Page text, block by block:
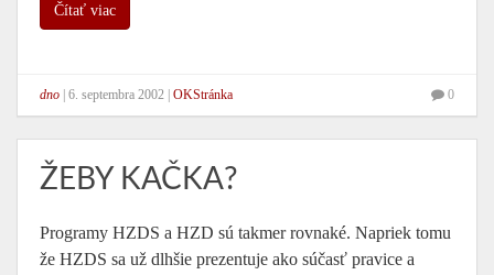
Čítať viac
dno 6. septembra 2002 OKStránka 0
ŽEBY KAČKA?
Programy HZDS a HZD sú takmer rovnaké. Napriek tomu
že HZDS sa už dlhšie prezentuje ako súčasť pravice a